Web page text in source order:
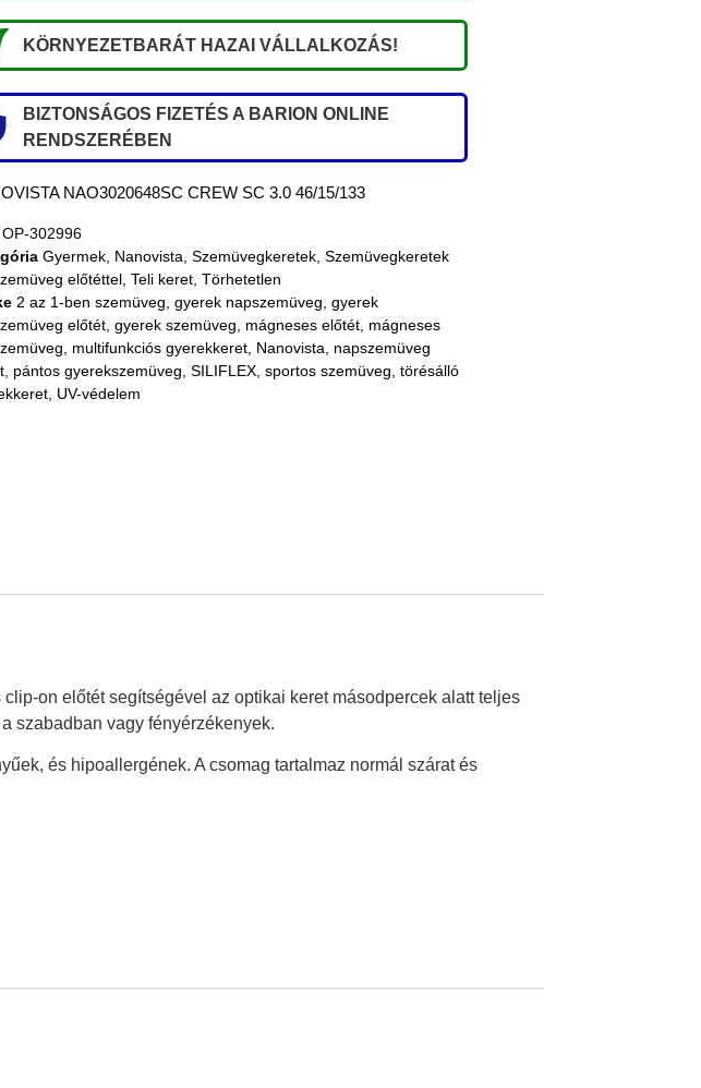
KÖRNYEZETBARÁT HAZAI VÁLLALKOZÁS!
BIZTONSÁGOS FIZETÉS A BARION ONLINE
RENDSZERÉBEN
NAO3020648SC CREW SC 3.0 46/15/133
OP-302996
Gyermek Nanovista Szemüvegkeretek Szemüvegkeretek
előtéttel Teli keret Törhetetlen
2 az 1-ben szemüveg gyerek napszemüveg gyerek
előtét gyerek szemüveg mágneses előtét mágneses
multifunkciós gyerekkeret Nanovista
napszemüveg
pántos gyerekszemüveg SILIFLEX sportos szemüveg törésálló
UV-védelem
on előtét segítségével az optikai keret másodpercek alatt teljes
szabadban vagy fényérzékenyek.
és hipoallergének. A csomag tartalmaz normál szárat és